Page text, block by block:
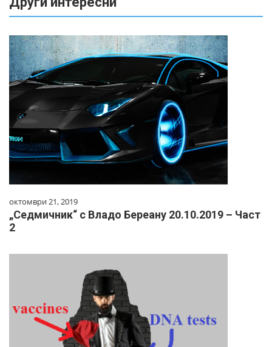
октомври 21, 2019
„Седмичник“ с Владо Береану 20.10.2019 – Част
2